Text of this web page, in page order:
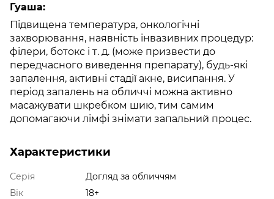
Гуаша:
Підвищена температура, онкологічні
захворювання, наявність інвазивних процедур:
філери, ботокс і т. д. (може призвести до
передчасного виведення препарату), будь-які
запалення, активні стадії акне, висипання. У
період запалень на обличчі можна активно
масажувати шкребком шию, тим самим
допомагаючи лімфі знімати запальний процес.
Характеристики
Серія
Догляд за обличчям
Вік
18+